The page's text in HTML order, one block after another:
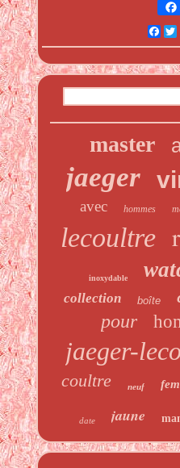
master
jaeger
avec hommes
lecoultre
inoxydable
collection boîte
pour
jaeger-
coultre neuf
date jaune